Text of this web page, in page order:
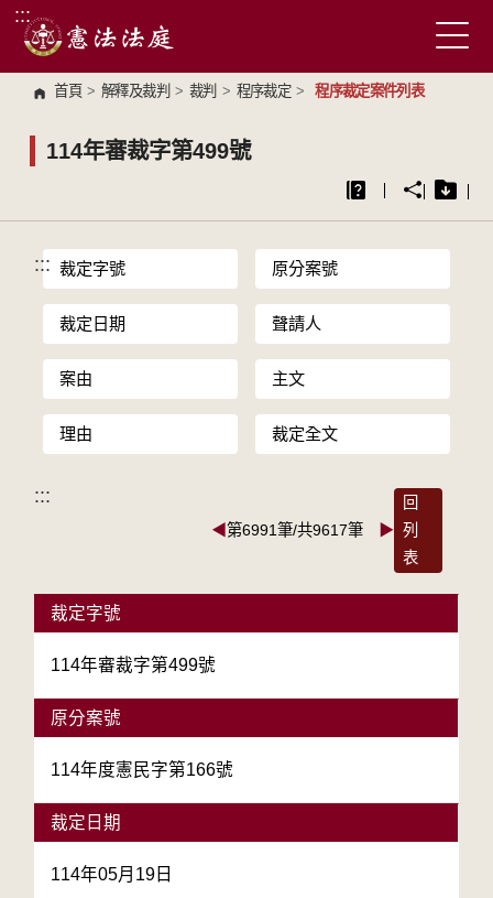
跳到主要內容區塊
:::
首頁 > 解釋及裁判 > 裁判 > 程序裁定 > 程序裁定案件列表
114年審裁字第499號
::: 裁定字號 原分案號
裁定日期 聲請人
案由 主文
理由 裁定全文
:::
◀第6991筆/共9617筆 ▶
回
列
表
裁定字號
114年審裁字第499號
原分案號
114年度憲民字第166號
裁定日期
114年05月19日